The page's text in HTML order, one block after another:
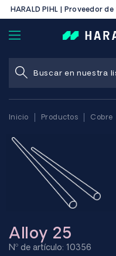
HARALD PIHL | Proveedor
Inicio Productos Cobre
Alloy 25
Nº de artículo: 10356